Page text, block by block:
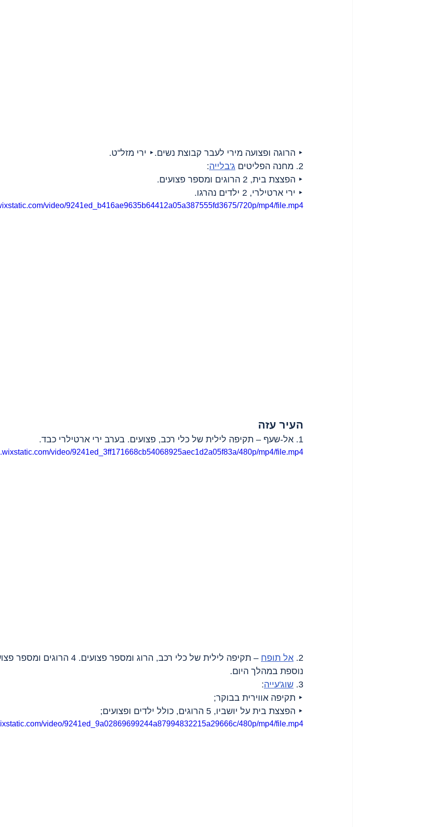
‣ הרוגה ופצועה מירי לעבר קבוצת נשים.‣ ירי מזל"ט.
2. מחנה הפליטים
ג'בלייה:
‣ הפצצת בית, 2 הרוגים ומספר פצועים.
‣ ירי ארטילרי, 2 ילדים נהרגו.
video/9241ed_b416ae9635b64412a05a387555fd3675/720p/mp4/file.mp4
העיר עזה
1. אל-שעף – תקיפה לילית של כלי רכב, פצועים. בערב ירי ארטילרי כבד.
video/9241ed_3ff171668cb54068925aec1d2a05f83a/480p/mp4/file.mp4
2. אל תופח
– תקיפה לילית של כלי רכב, הרוג ומספר
נוספת במהלך היום.
3. שוג'עייה:
‣ תקיפה אווירית בבוקר;
‣ הפצצת בית על יושביו, 5 הרוגים, כולל ילדים ופצועים;
video/9241ed_9a02869699244a87994832215a29666c/480p/mp4/file.mp4